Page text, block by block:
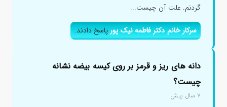
گردنم. علت آن چیست...
سرکار خانم دکتر فاطمه نیک پورپاسخ دادند.
دانه های ریز و قرمز بر روی کیسه بیضه نشانه
چیست؟
۷ سال پیش